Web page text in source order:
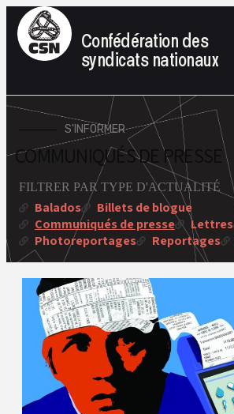
Confédération des
syndicats nationaux
S'INFORMER
COMMUNIQUÉS DE PRESSE
FILTRER PAR TYPE D'ACTUALITÉ
Balados
Billets de blogue
Communiqués de presse
Lettres
Photoreportages
Reportages